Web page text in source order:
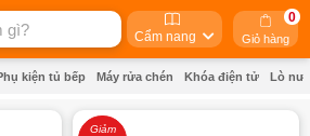
Cẩm nang Giỏ hàng
0
kiện tủ bếp Máy rửa chén Khóa điện tử Lò
Giảm